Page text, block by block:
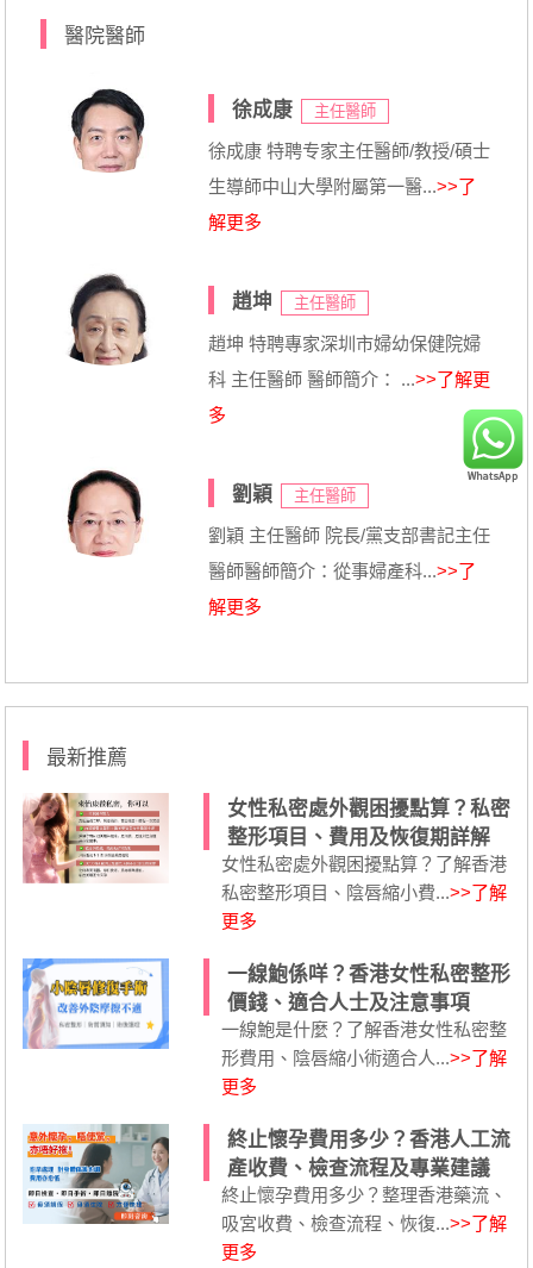
醫院醫師
徐成康 主任醫師
徐成康 特聘专家主任醫師/教授/碩士
生導師中山大學附屬第一醫...>>了
解更多
趙坤 主任醫師
趙坤 特聘專家深圳市婦幼保健院婦
科 主任醫師 醫師簡介： ...>>了解更
多
劉穎 主任醫師
劉穎 主任醫師 院長/黨支部書記主任
醫師醫師簡介：從事婦產科...>>了
解更多
最新推薦
女性私密處外觀困擾點算？私密
整形項目、費用及恢復期詳解
女性私密處外觀困擾點算？了解香港
私密整形項目、陰唇縮小費...>>了解
更多
一線鮑係咩？香港女性私密整形
價錢、適合人士及注意事項
一線鮑是什麼？了解香港女性私密整
形費用、陰唇縮小術適合人...>>了解
更多
終止懷孕費用多少？香港人工流
產收費、檢查流程及專業建議
終止懷孕費用多少？整理香港藥流、
吸宮收費、檢查流程、恢復...>>了解
更多